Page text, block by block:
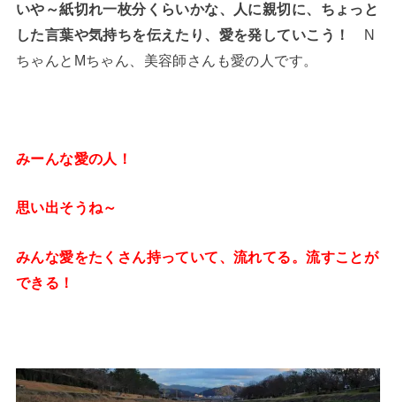
いや～紙切れ一枚分くらいかな、人に親切に、ちょっと
した言葉や気持ちを伝えたり、愛を発していこう！
N
ちゃんとMちゃん、美容師さんも愛の人です。
みーんな愛の人！
思い出そうね～
みんな愛をたくさん持っていて、流れてる。流すことが
できる！